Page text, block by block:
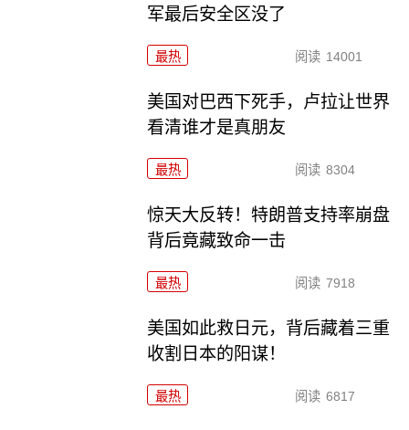
军最后安全区没了
最热 阅读 14001
美国对巴西下死手，卢拉让世界
看清谁才是真朋友
最热 阅读 8304
惊天大反转！特朗普支持率崩盘
背后竟藏致命一击
最热 阅读 7918
美国如此救日元，背后藏着三重
收割日本的阳谋！
最热 阅读 6817